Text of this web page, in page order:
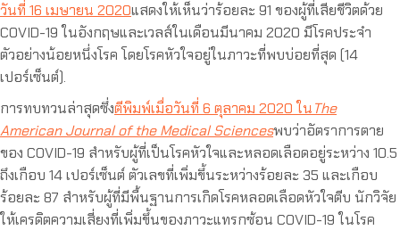
วันที่ 16 เมษายน 2020แสดงให้เห็นว่าร้อยละ 91 ของผู้ที่เสียชีวิตด้วย
COVID-19 ในอังกฤษและเวลส์ในเดือนมีนาคม 2020 มีโรคประจำ
ตัวอย่างน้อยหนึ่งโรค โดยโรคหัวใจอยู่ในภาวะที่พบบ่อยที่สุด (14
เปอร์เซ็นต์).
การทบทวนล่าสุดซึ่งตีพิมพ์เมื่อวันที่ 6 ตุลาคม 2020 ในThe
American Journal of the Medical Sciencesพบว่าอัตราการตาย
ของ COVID-19 สำหรับผู้ที่เป็นโรคหัวใจและหลอดเลือดอยู่ระหว่าง 10.5
ถึงเกือบ 14 เปอร์เซ็นต์ ตัวเลขที่เพิ่มขึ้นระหว่างร้อยละ 35 และเกือบ
ร้อยละ 87 สำหรับผู้ที่มีพื้นฐานการเกิดโรคหลอดเลือดหัวใจตีบ นักวิจัย
ให้เครดิตความเสี่ยงที่เพิ่มขึ้นของภาวะแทรกซ้อน COVID-19 ในโรค